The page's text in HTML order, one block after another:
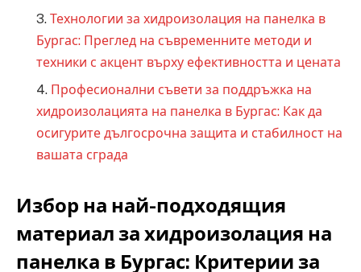
Технологии за хидроизолация на панелка в
Бургас: Преглед на съвременните методи и
техники с акцент върху ефективността и цената
Професионални съвети за поддръжка на
хидроизолацията на панелка в Бургас: Как да
осигурите дългосрочна защита и стабилност на
вашата сграда
Избор на най-подходящия
материал за хидроизолация на
панелка в Бургас: Критерии за